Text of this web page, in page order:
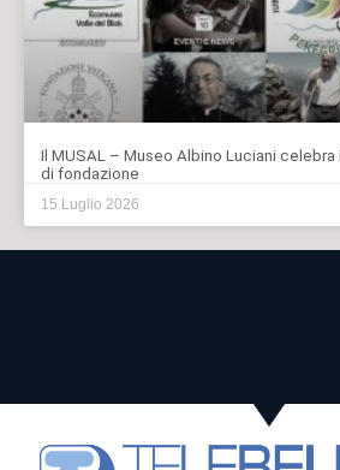
Il MUSAL – Museo Albino Luciani
di fondazione
15 Luglio 2026